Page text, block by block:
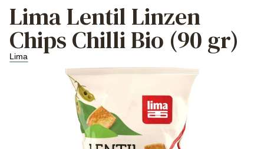
Lima Lentil Linzen
Chips Chilli Bio (90 gr)
Lima